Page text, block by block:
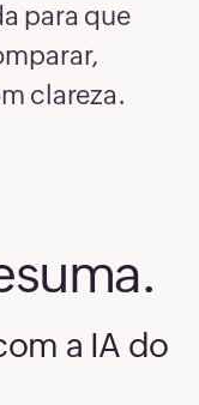
para que
clareza.
a IA do